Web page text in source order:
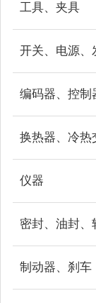
工具、夹具
开关、电源、
换热器、冷热
仪器
密封、油封、
制动器、刹车